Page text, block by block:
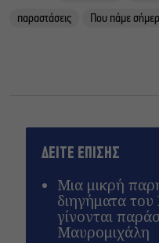
παραστάσεις
Που πάμε
ΔΕΙΤΕ ΕΠΙΣΗΣ
Μια μικρή
διηγήματα
γίνονται
Μαυρομιχάλη